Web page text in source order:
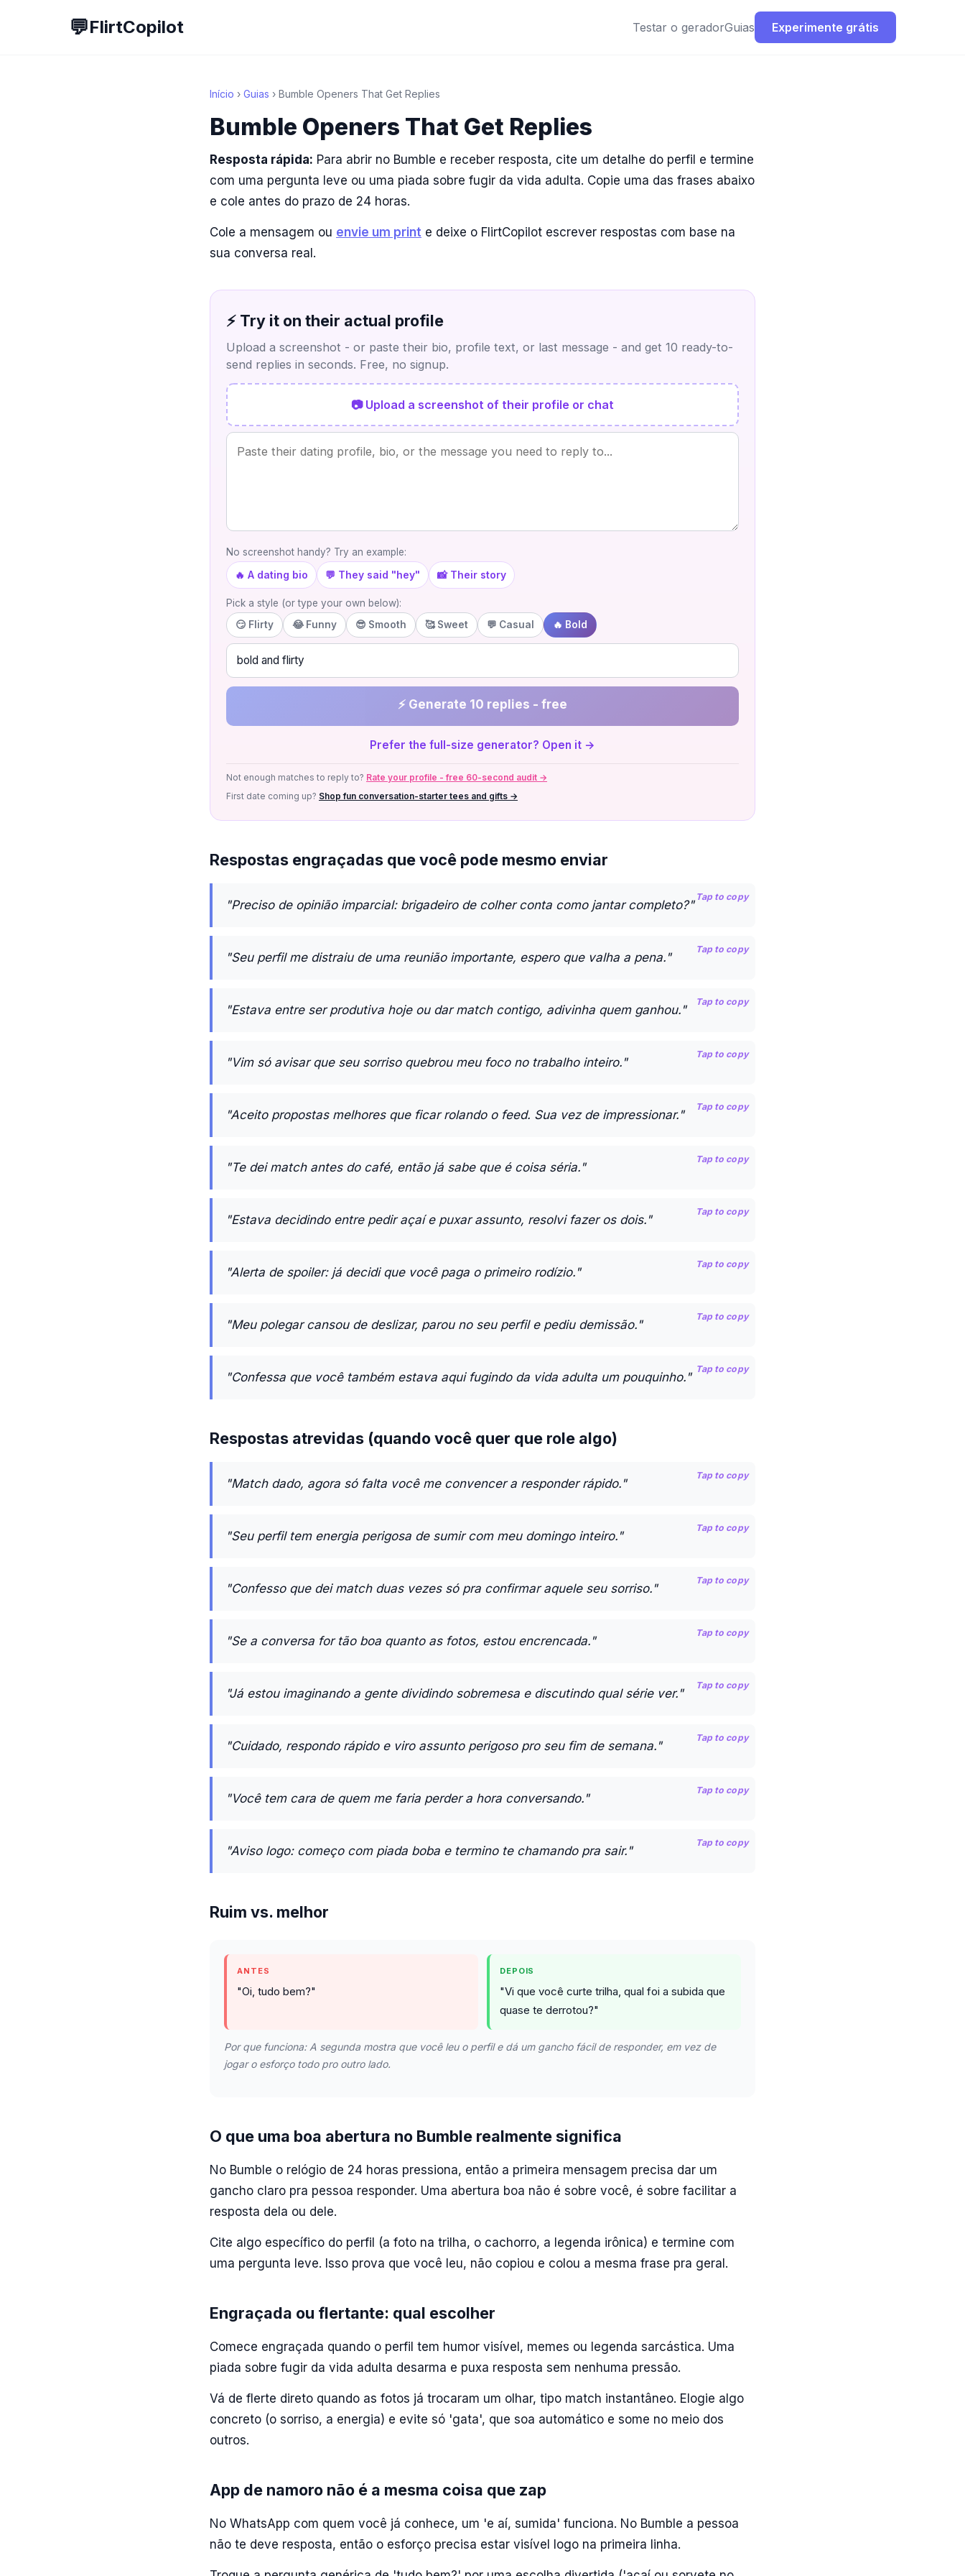
💬FlirtCopilot Testar o geradorGuias Experimente grátis
Início › Guias › Bumble Openers That Get Replies
Bumble Openers That Get Replies
Resposta rápida: Para abrir no Bumble e receber resposta, cite um detalhe do perfil e termine
com uma pergunta leve ou uma piada sobre fugir da vida adulta. Copie uma das frases abaixo
e cole antes do prazo de 24 horas.
Cole a mensagem ou envie um print e deixe o FlirtCopilot escrever respostas com base na
sua conversa real.
⚡ Try it on their actual profile
Upload a screenshot - or paste their bio, profile text, or last message - and get 10 ready-to-
send replies in seconds. Free, no signup.
📷 Upload a screenshot of their profile or chat
No screenshot handy? Try an example:
🔥 A dating bio 💬 They said "hey" 📸 Their story
Pick a style (or type your own below):
😏 Flirty
😂 Funny 😎 Smooth 🥰 Sweet 💬 Casual 🔥 Bold
⚡ Generate 10 replies - free
Prefer the full-size generator? Open it →
Not enough matches to reply to? Rate your profile - free 60-second audit →
First date coming up? Shop fun conversation-starter tees and gifts →
Respostas engraçadas que você pode mesmo enviar
"Preciso de opinião imparcial: brigadeiro de colher conta como jantar completo?"
Tap to copy
"Seu perfil me distraiu de uma reunião importante, espero que valha a pena."
Tap to copy
"Estava entre ser produtiva hoje ou dar match contigo, adivinha quem ganhou."
Tap to copy
"Vim só avisar que seu sorriso quebrou meu foco no trabalho inteiro."
Tap to copy
"Aceito propostas melhores que ficar rolando o feed. Sua vez de impressionar."
Tap to copy
"Te dei match antes do café, então já sabe que é coisa séria."
Tap to copy
"Estava decidindo entre pedir açaí e puxar assunto, resolvi fazer os dois."
Tap to copy
"Alerta de spoiler: já decidi que você paga o primeiro rodízio."
Tap to copy
"Meu polegar cansou de deslizar, parou no seu perfil e pediu demissão."
Tap to copy
"Confessa que você também estava aqui fugindo da vida adulta um pouquinho."
Tap to copy
Respostas atrevidas (quando você quer que role algo)
"Match dado, agora só falta você me convencer a responder rápido."
Tap to copy
"Seu perfil tem energia perigosa de sumir com meu domingo inteiro."
Tap to copy
"Confesso que dei match duas vezes só pra confirmar aquele seu sorriso."
Tap to copy
"Se a conversa for tão boa quanto as fotos, estou encrencada."
Tap to copy
"Já estou imaginando a gente dividindo sobremesa e discutindo qual série ver."
Tap to copy
"Cuidado, respondo rápido e viro assunto perigoso pro seu fim de semana."
Tap to copy
"Você tem cara de quem me faria perder a hora conversando."
Tap to copy
"Aviso logo: começo com piada boba e termino te chamando pra sair."
Tap to copy
Ruim vs. melhor
ANTES
"Oi, tudo bem?"
DEPOIS
"Vi que você curte trilha, qual foi a subida que
quase te derrotou?"
Por que funciona: A segunda mostra que você leu o perfil e dá um gancho fácil de responder, em vez de
jogar o esforço todo pro outro lado.
O que uma boa abertura no Bumble realmente significa
No Bumble o relógio de 24 horas pressiona, então a primeira mensagem precisa dar um
gancho claro pra pessoa responder. Uma abertura boa não é sobre você, é sobre facilitar a
resposta dela ou dele.
Cite algo específico do perfil (a foto na trilha, o cachorro, a legenda irônica) e termine com
uma pergunta leve. Isso prova que você leu, não copiou e colou a mesma frase pra geral.
Engraçada ou flertante: qual escolher
Comece engraçada quando o perfil tem humor visível, memes ou legenda sarcástica. Uma
piada sobre fugir da vida adulta desarma e puxa resposta sem nenhuma pressão.
Vá de flerte direto quando as fotos já trocaram um olhar, tipo match instantâneo. Elogie algo
concreto (o sorriso, a energia) e evite só 'gata', que soa automático e some no meio dos
outros.
App de namoro não é a mesma coisa que zap
No WhatsApp com quem você já conhece, um 'e aí, sumida' funciona. No Bumble a pessoa
não te deve resposta, então o esforço precisa estar visível logo na primeira linha.